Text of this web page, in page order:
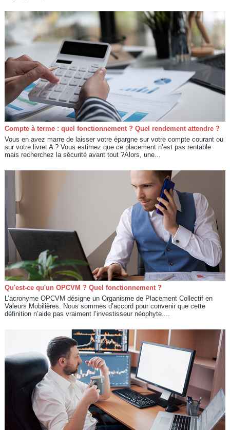
Compte à terme : quel fonctionnement ? Quel rendement attendre ?
Vous en avez marre de laisser votre épargne sur votre compte courant ou
sur votre livret A ? Vous estimez que ce placement n’est pas rentable
mais recherchez la sécurité avant tout ?Alors, une...
Qu'est-ce qu'un OPCVM ? Quel fonctionnement ?
L’acronyme OPCVM désigne un Organisme de Placement Collectif en
Valeurs Mobilières. Nous sommes d’accord pour convenir que cette
définition n’aide pas vraiment l’investisseur néophyte....